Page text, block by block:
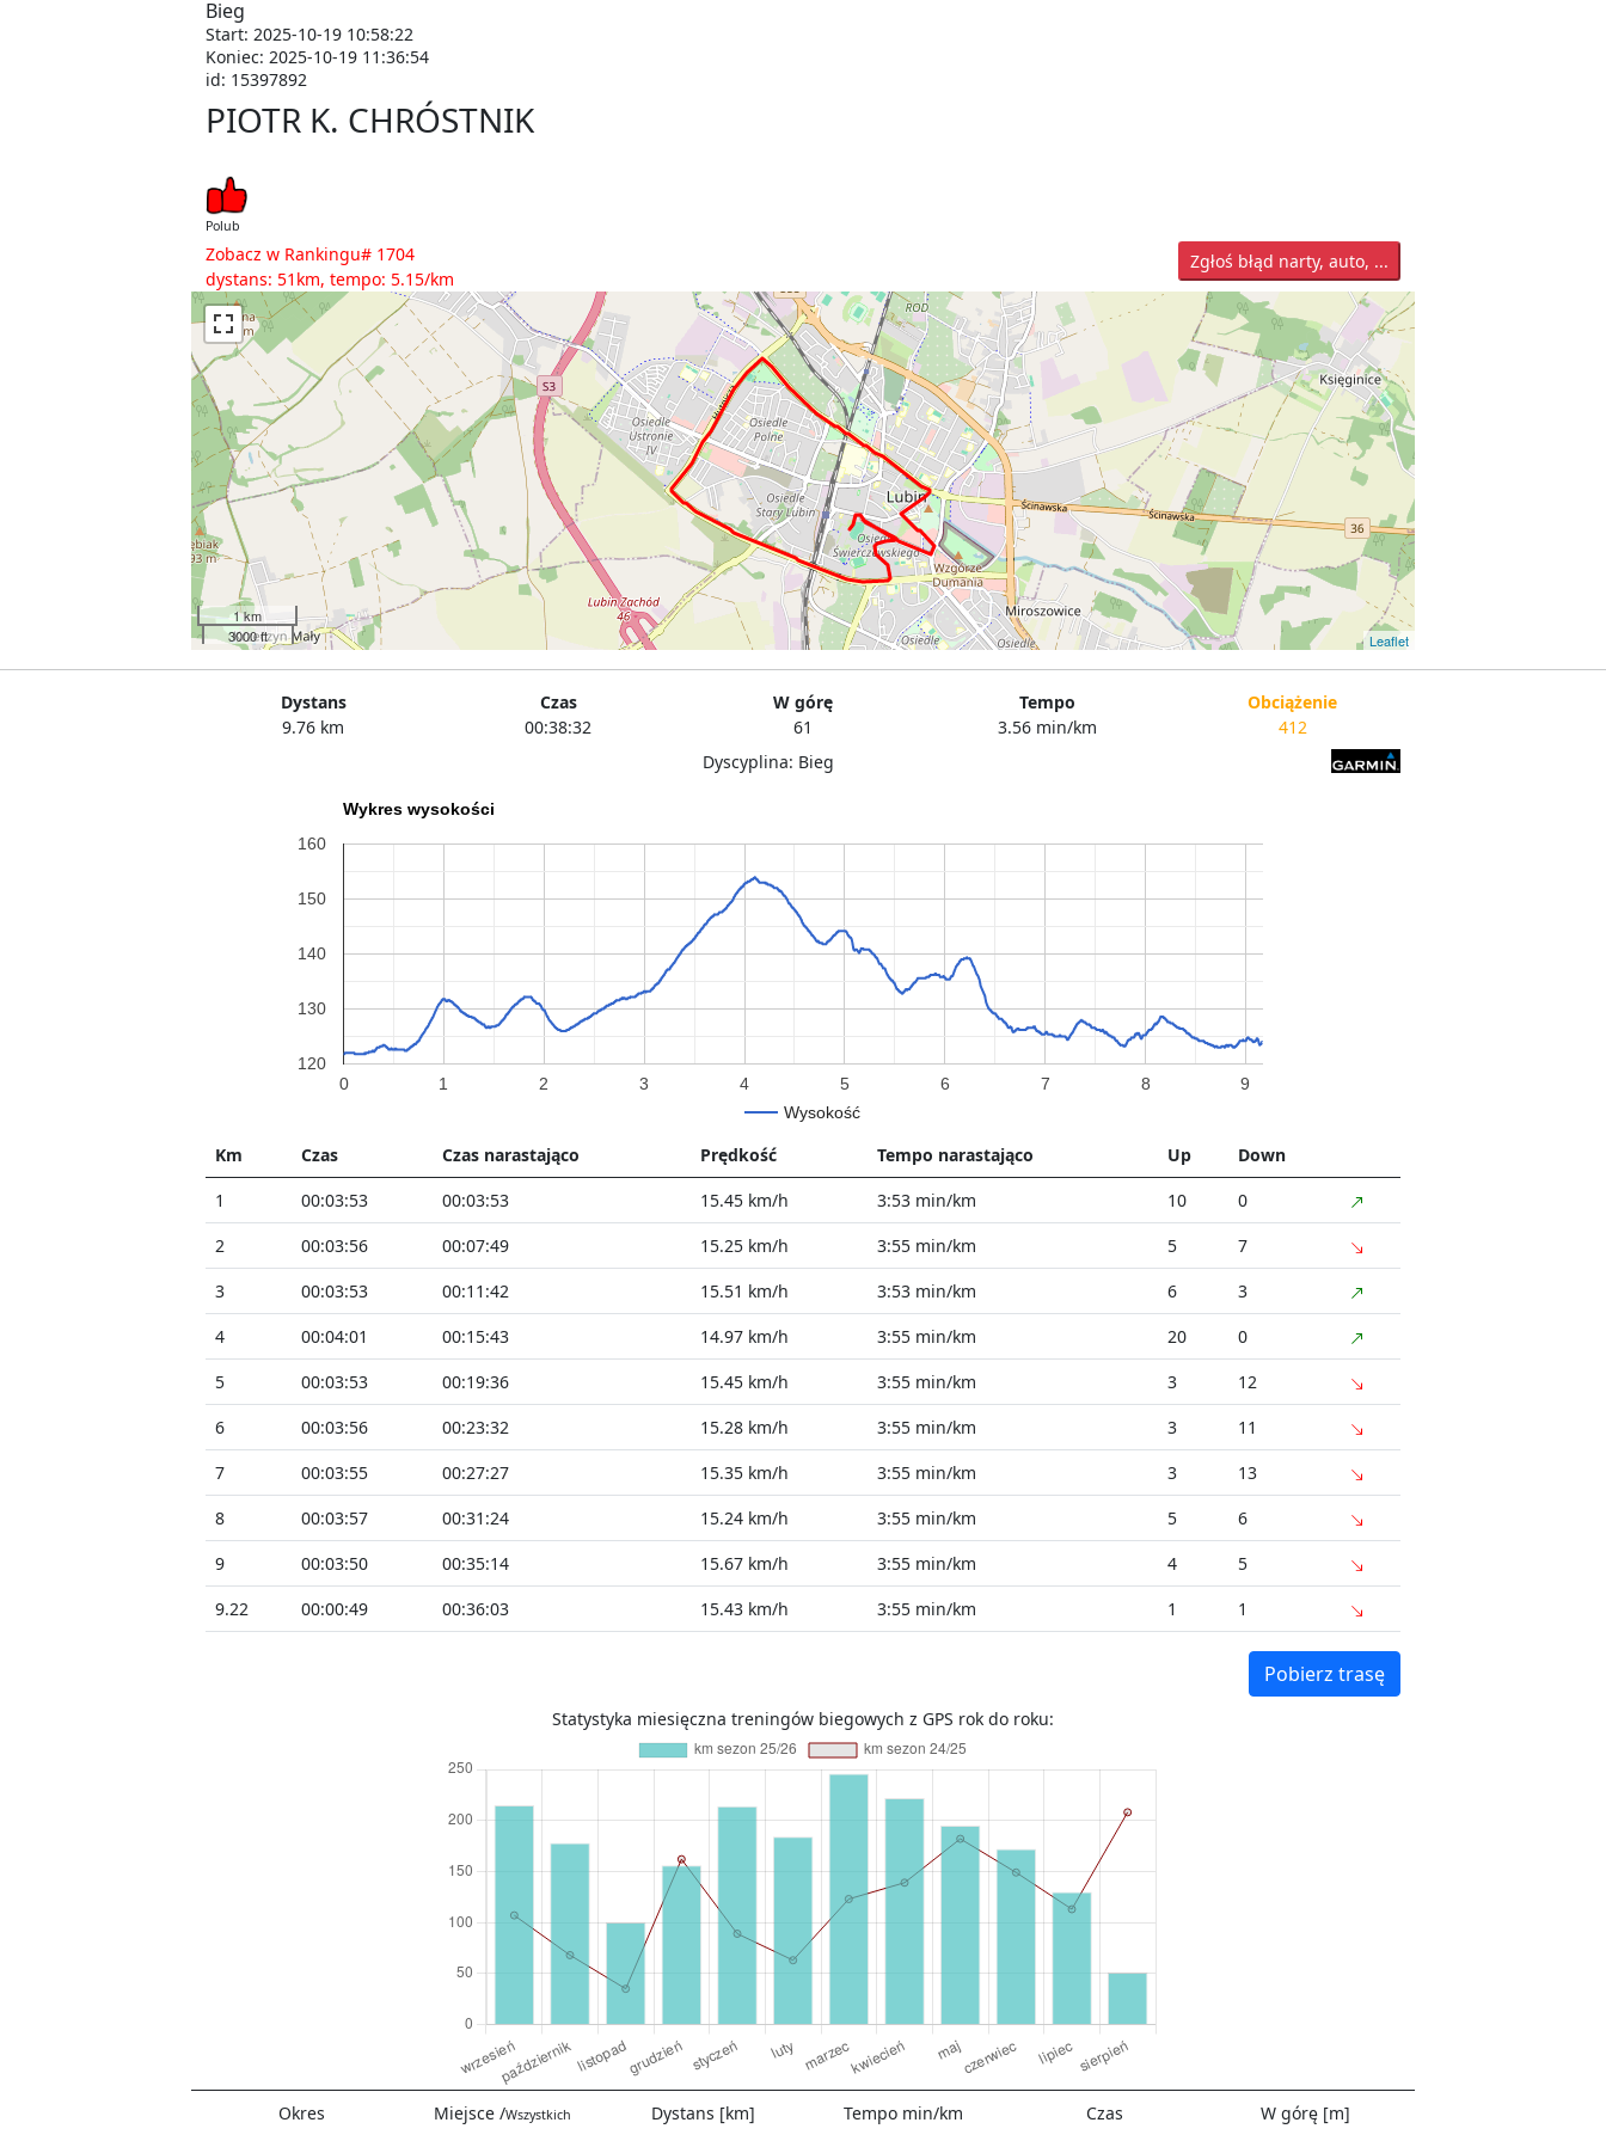
Bieg
Start: 2025-10-19 10:58:22
Koniec: 2025-10-19 11:36:54
id: 15397892
PIOTR K. CHRÓSTNIK
Polub
Zobacz w Rankingu# 1704
dystans: 51km, tempo: 5.15/km
Zgłoś błąd narty, auto, ...
1 km
3000 ft
Leaflet
Dystans
9.76 km
Czas
00:38:32
W górę
61
Tempo
3.56 min/km
Obciążenie
412
Dyscyplina: Bieg
Wykres wysokości
Wysokość
0 1 2 3 4 5 6 7 8 9
120
130
140
150
160
Km Czas Czas narastająco Prędkość Tempo narastająco Up
Down
1
00:03:53 00:03:53 15.45 km/h 3:53 min/km 10
0
2
00:03:56 00:07:49 15.25 km/h 3:55 min/km 5
7
3
00:03:53 00:11:42 15.51 km/h 3:53 min/km 6
3
4
00:04:01 00:15:43 14.97 km/h 3:55 min/km 20
0
5
00:03:53 00:19:36 15.45 km/h 3:55 min/km 3
12
6
00:03:56 00:23:32 15.28 km/h 3:55 min/km 3
11
7
00:03:55 00:27:27 15.35 km/h 3:55 min/km 3
13
8
00:03:57 00:31:24 15.24 km/h 3:55 min/km 5
6
9
00:03:50 00:35:14 15.67 km/h 3:55 min/km 4
5
9.22
00:00:49 00:36:03 15.43 km/h 3:55 min/km 1 1
Pobierz trasę
Statystyka miesięczna treningów biegowych z GPS rok do roku:
Okres Miejsce /Wszystkich Dystans [km] Tempo min/km Czas W górę [m]